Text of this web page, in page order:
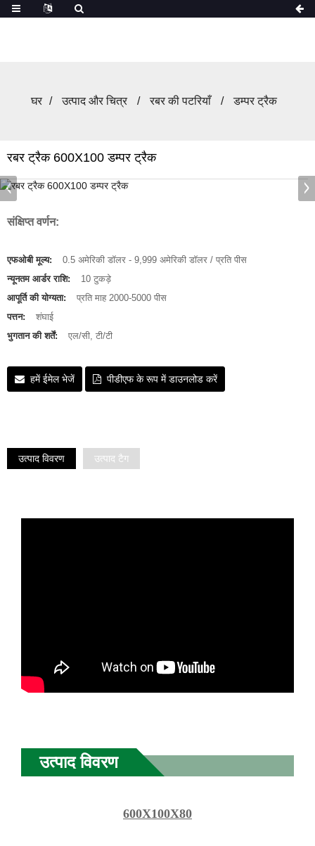
घर उत्पाद और चित्र रबर की पटरियाँ डम्पर ट्रैक
रबर ट्रैक 600X100 डम्पर ट्रैक
संक्षिप्त वर्णन:
एफओबी मूल्य:
0.5 अमेरिकी डॉलर - 9,999 अमेरिकी डॉलर / प्रति पीस
न्यूनतम आर्डर राशि:
10 टुकड़े
आपूर्ति की योग्यता:
प्रति माह 2000-5000 पीस
पत्तन:
शंघाई
भुगतान की शर्तें:
एल/सी, टी/टी
हमें ईमेल भेजें पीडीएफ के रूप में डाउनलोड करें
उत्पाद विवरण उत्पाद टैग
उत्पाद विवरण
600X100X80